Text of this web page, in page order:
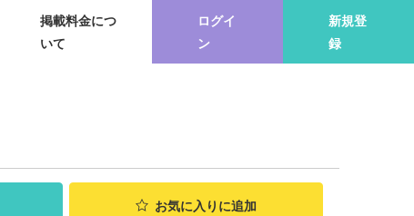
掲載料金につ
いて
ログイ
ン
新規登
録
お気に入り に追加